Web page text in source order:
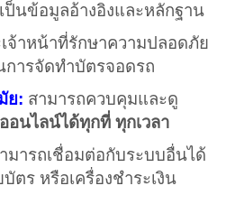
ป็นข้อมูลอ้างอิงและหลักฐาน
จ้าหน้าที่รักษาความปลอดภัย
การจัดทำบัตรจอดรถ
ย: สามารถควบคุมและดู
อนไลน์ได้ทุกที่ ทุกเวลา
มารถเชื่อมต่อกับระบบอื่นได้
บัตร หรือเครื่องชำระเงิน